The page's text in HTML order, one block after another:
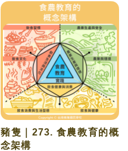
豬隻｜273. 食農教育的概
念架構